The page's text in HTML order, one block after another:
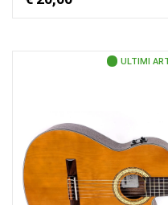
ULTIMI